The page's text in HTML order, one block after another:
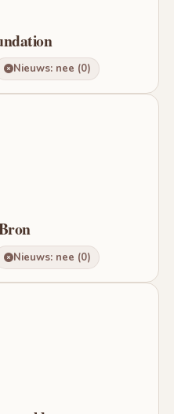
Nieuws: nee (0)
Nieuws: nee (0)